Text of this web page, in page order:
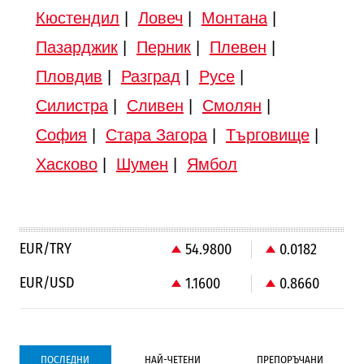
Кюстендил Ловеч Монтана|
Пазарджик| Перник| Плевен
Пловдив
Разград Русе|
Силистра| Сливен Смолян
София
Стара Загора| Търговище|
Хасково| Шумен Ямбол
EUR/TRY 54.9800
0.0182
EUR/USD
1.1600 0.8660
ПОСЛЕДНИ НАЙ-ЧЕТЕНИ ПРЕПОРЪЧАНИ